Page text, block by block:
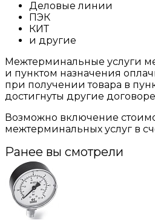
Деловые линии
ПЭК
КИТ
и другие
Межтерминальные услуги
и пунктом назначения
при получении товара в
достигнуты другие
Возможно включение
межтерминальных услуг в
Ранее вы смотрели